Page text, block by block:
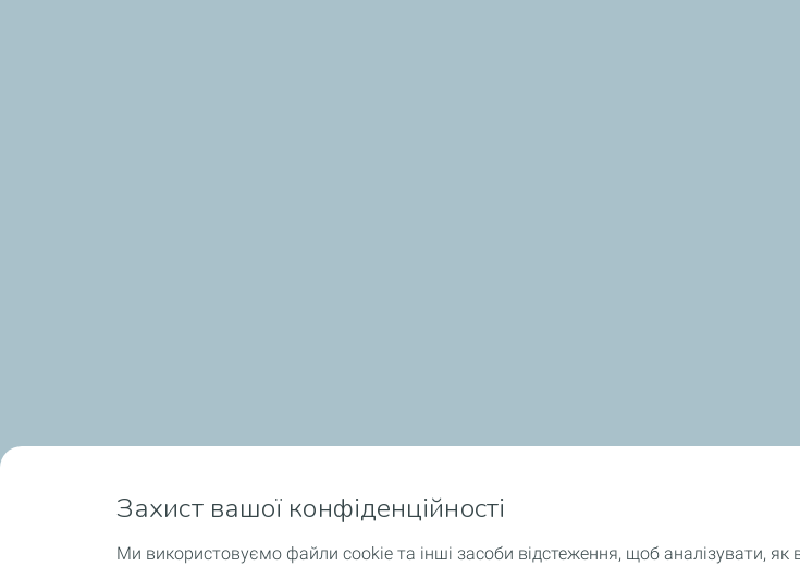
Захист вашої конфіденційності
Ми використовуємо файли cookie та інші засоби відстеження, щоб аналізувати,